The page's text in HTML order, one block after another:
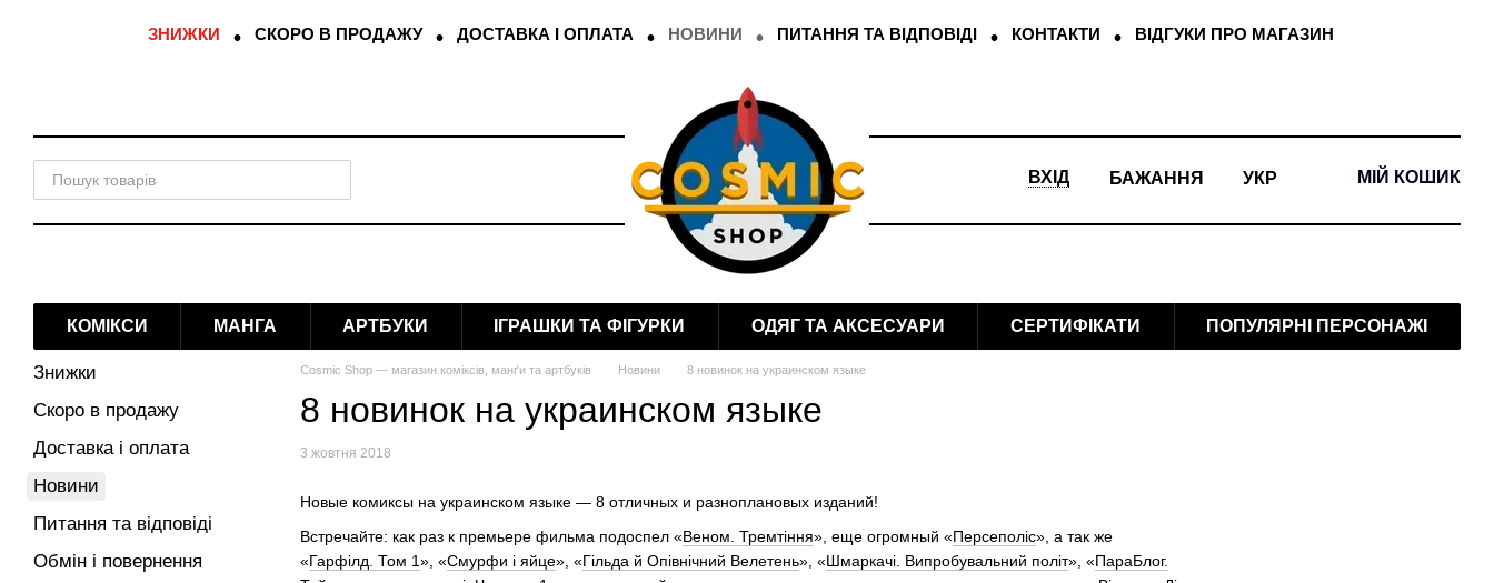
ЗНИЖКИ СКОРО В ПРОДАЖУ ДОСТАВКА І ОПЛАТА НОВИНИ ПИТАННЯ ТА ВІДПОВІДІ КОНТАКТИ ВІДГУКИ ПРО МАГАЗИН
ВХІД БАЖАННЯ УКР МІЙ КОШИК
КОМІКСИ МАНГА АРТБУКИ ІГРАШКИ ТА ФІГУРКИ ОДЯГ ТА АКСЕСУАРИ СЕРТИФІКАТИ ПОПУЛЯРНІ ПЕРСОНАЖІ
Cosmic Shop — магазин коміксів, манґи та артбуків Новини 8 новинок на украинском языке
8 новинок на украинском языке
3 жовтня 2018
Новые комиксы на украинском языке — 8 отличных и разноплановых изданий!
Встречайте: как раз к премьере фильма подоспел «Веном. Тремтіння», еще огромный «Персеполіс», а так же
«Гарфілд. Том 1», «Смурфи і яйце», «Гільда й Опівнічний Велетень», «Шмаркачі. Випробувальний політ», «ПараБлог.
Знижки
Скоро в продажу
Доставка і оплата
Новини
Питання та відповіді
Обмін і повернення